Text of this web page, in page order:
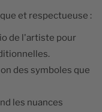
et respectueuse :
de l'artiste pour
des symboles que
les nuances